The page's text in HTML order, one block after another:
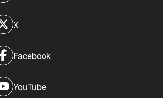
X
Facebook
YouTube